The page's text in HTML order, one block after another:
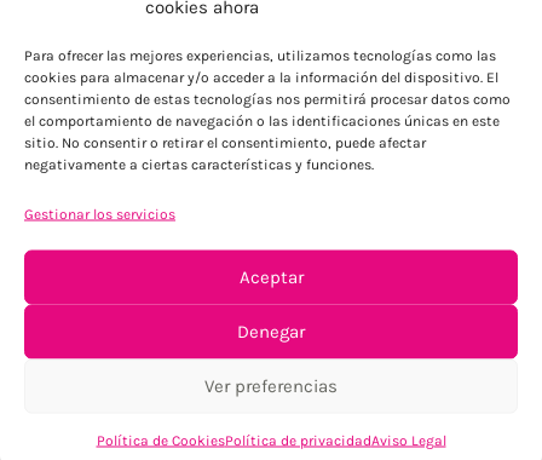
cookies ahora
Para ofrecer las mejores experiencias, utilizamos tecnologías como las
cookies para almacenar y/o acceder a la información del dispositivo. El
consentimiento de estas tecnologías nos permitirá procesar datos como
el comportamiento de navegación o las identificaciones únicas en este
sitio. No consentir o retirar el consentimiento, puede afectar
negativamente a ciertas características y funciones.
Gestionar los servicios
Aceptar
Denegar
Ver preferencias
Política de CookiesPolítica de privacidadAviso Legal
TU SATISFACCIÓN = LA NUESTRA
Tu confianza, nuestro objetivo